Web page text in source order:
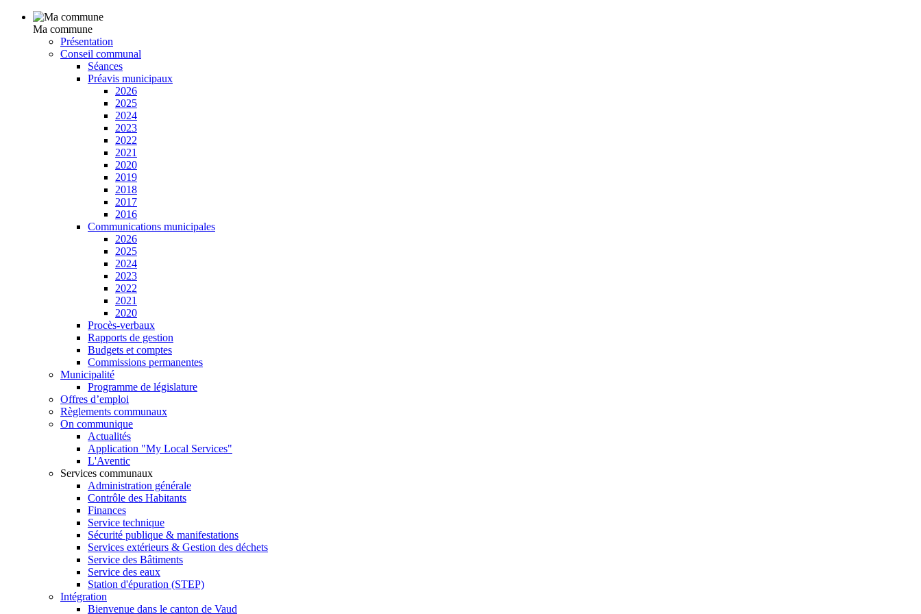
Ma commune
Présentation
Conseil communal
Séances
Préavis municipaux
2026
2025
2024
2023
2022
2021
2020
2019
2018
2017
2016
Communications municipales
2026
2025
2024
2023
2022
2021
2020
Procès-verbaux
Rapports de gestion
Budgets et comptes
Commissions permanentes
Municipalité
Programme de législature
Offres d’emploi
Règlements communaux
On communique
Actualités
Application "My Local Services"
L'Aventic
Services communaux
Administration générale
Contrôle des Habitants
Finances
Service technique
Sécurité publique & manifestations
Services extérieurs & Gestion des déchets
Service des Bâtiments
Service des eaux
Station d'épuration (STEP)
Intégration
Bienvenue dans le canton de Vaud